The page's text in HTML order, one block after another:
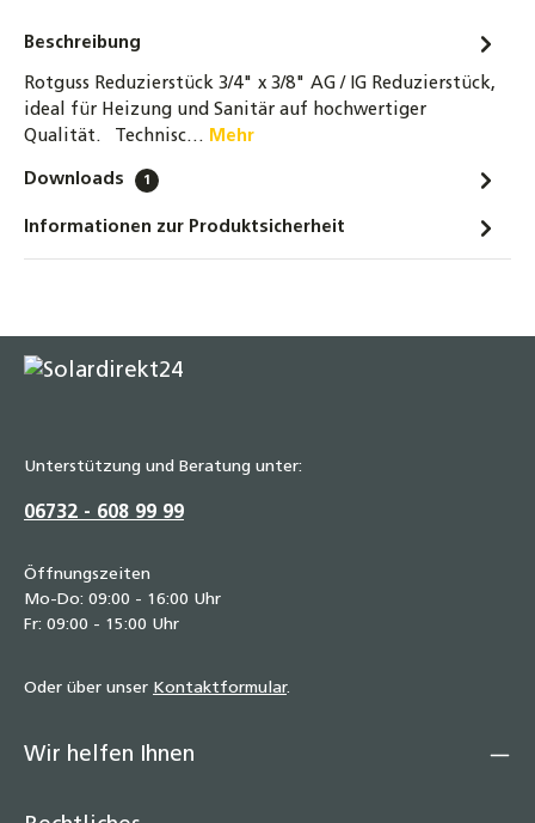
Beschreibung
Rotguss Reduzierstück 3/4" x 3/8" AG / IG Reduzierstück,
ideal für Heizung und Sanitär auf hochwertiger
Qualität. Technisc… Mehr
Downloads 1
Informationen zur Produktsicherheit
Unterstützung und Beratung unter:
06732 - 608 99 99
Öffnungszeiten
Mo-Do: 09:00 - 16:00 Uhr
Fr: 09:00 - 15:00 Uhr
Oder über unser Kontaktformular.
Wir helfen Ihnen